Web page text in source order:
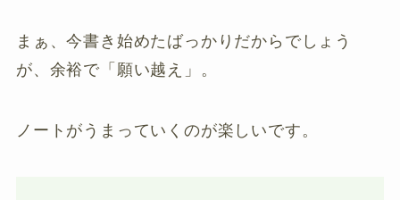
まぁ、今書き始めたばっかりだからでしょう
が、余裕で「願い越え」。
ノートがうまっていくのが楽しいです。